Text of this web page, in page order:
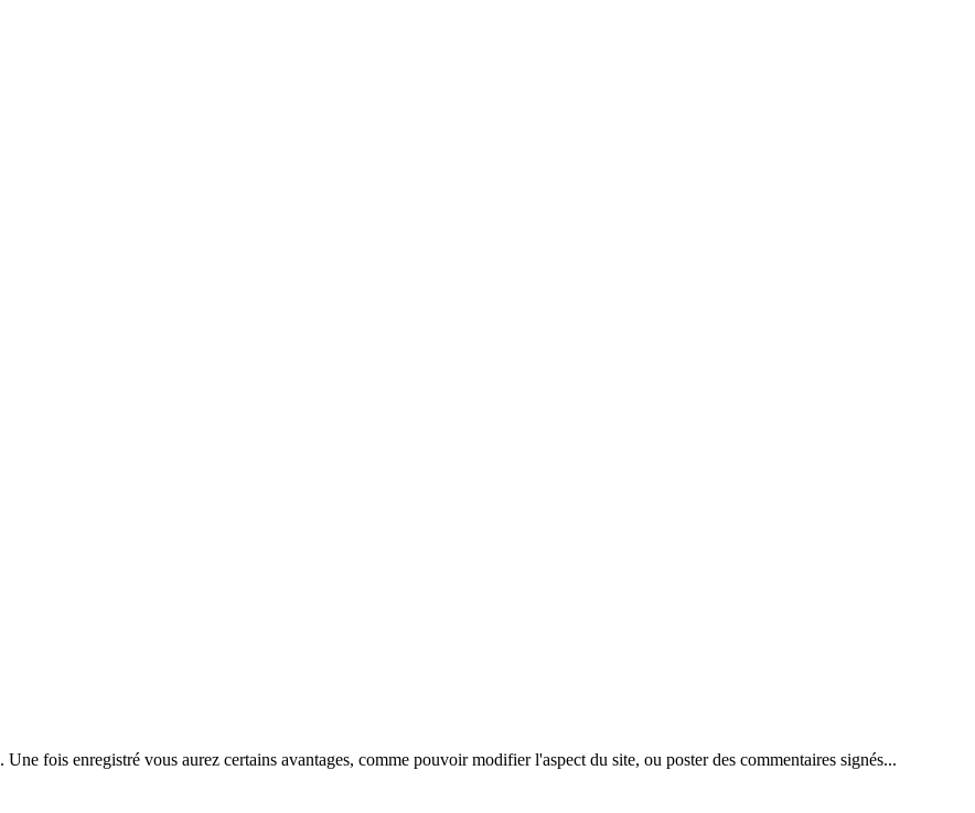
. Une fois enregistré vous aurez certains avantages, comme pouvoir modifier l'aspect du site, ou poster des commentaires signés...